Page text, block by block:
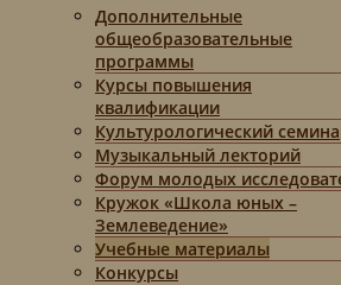
Дополнительные
общеобразовательные
программы
Курсы повышения
квалификации
Культурологический
Музыкальный лекторий
Форум молодых
Кружок «Школа юных –
Землеведение»
Учебные материалы
Конкурсы